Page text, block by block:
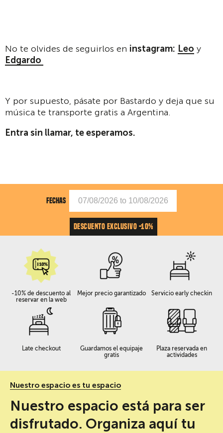
No te olvides de seguirlos en instagram: Leo y
Edgardo
Y por supuesto, pásate por Bastardo y deja que su
música te transporte gratis a Argentina.
Entra sin llamar, te esperamos.
FECHAS
DESCUENTO EXCLUSIVO -10%
-10% de descuento al
reservar en la web
Mejor precio garantizado Servicio early checkin
Late checkout
Guardamos el equipaje
gratis
Plaza reservada en
actividades
Nuestro espacio es tu espacio
Nuestro espacio está para ser
disfrutado. Organiza aquí tu